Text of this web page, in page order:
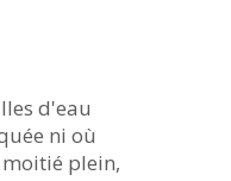
d'eau
ni où
plein,